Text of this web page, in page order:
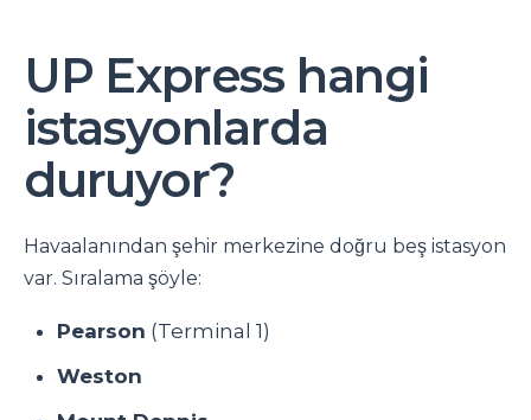
UP Express hangi
istasyonlarda
duruyor?
Havaalanından şehir merkezine doğru beş istasyon
var. Sıralama şöyle:
Pearson (Terminal 1)
Weston